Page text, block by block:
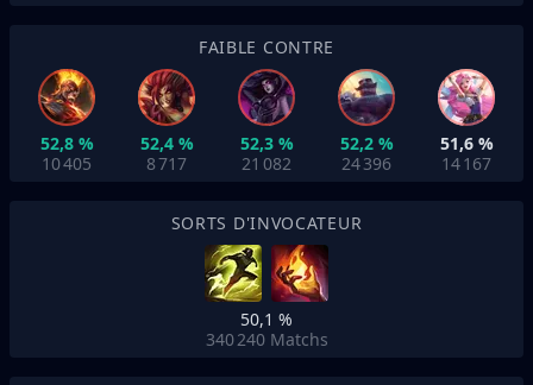
FAIBLE CONTRE
52,8 %
10 405
52,4 %
8 717
52,3 %
21 082
52,2 %
24 396
51,6 %
14 167
SORTS D'INVOCATEUR
50,1 %
340 240 Matchs